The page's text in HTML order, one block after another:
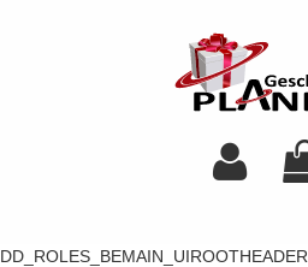
DD_ROLES_BEMAIN_UIROOTHEADER